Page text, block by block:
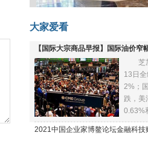
大家爱看
【国际大宗商品早报】国际油价窄
全线下跌
芝
13日
2%；
跌，美
0.63%
2021中国企业家博鳌论坛金融科